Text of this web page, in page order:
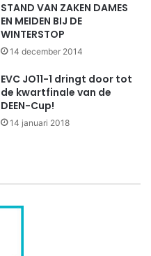
STAND VAN ZAKEN DAMES
EN MEIDEN BIJ DE
WINTERSTOP
14 december 2014
EVC JO11-1 dringt door tot
de kwartfinale van de
DEEN-Cup!
14 januari 2018